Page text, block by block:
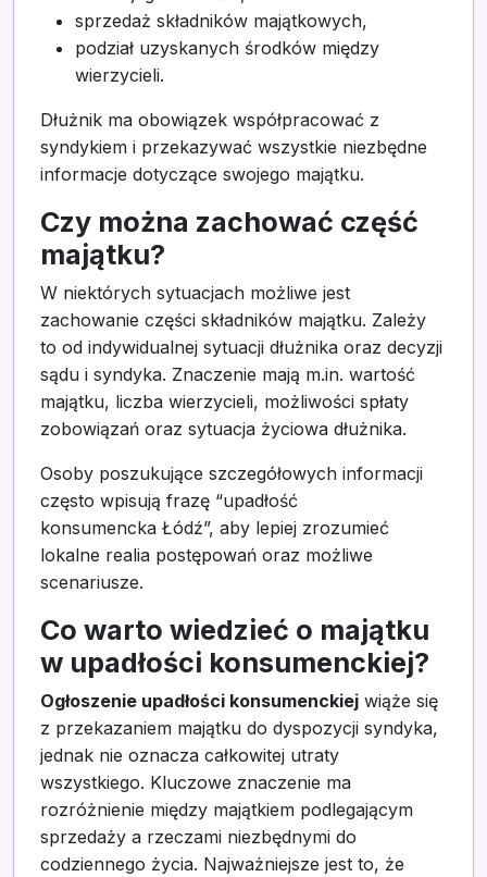
sprzedaż składników majątkowych,
podział uzyskanych środków między
wierzycieli.
Dłużnik ma obowiązek współpracować z
syndykiem i przekazywać wszystkie niezbędne
informacje dotyczące swojego majątku.
Czy można zachować część
majątku?
W niektórych sytuacjach możliwe jest
zachowanie części składników majątku. Zależy
to od indywidualnej sytuacji dłużnika oraz decyzji
sądu i syndyka. Znaczenie mają m.in. wartość
majątku, liczba wierzycieli, możliwości spłaty
zobowiązań oraz sytuacja życiowa dłużnika.
Osoby poszukujące szczegółowych informacji
często wpisują frazę “upadłość
konsumencka Łódź”, aby lepiej zrozumieć
lokalne realia postępowań oraz możliwe
scenariusze.
Co warto wiedzieć o majątku
w upadłości konsumenckiej?
Ogłoszenie upadłości konsumenckiej wiąże się
z przekazaniem majątku do dyspozycji syndyka,
jednak nie oznacza całkowitej utraty
wszystkiego. Kluczowe znaczenie ma
rozróżnienie między majątkiem podlegającym
sprzedaży a rzeczami niezbędnymi do
codziennego życia. Najważniejsze jest to, że